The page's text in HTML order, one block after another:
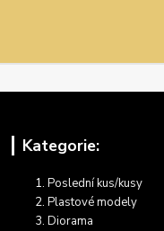
Kategorie:
Poslední kus/kusy
Plastové modely
Diorama